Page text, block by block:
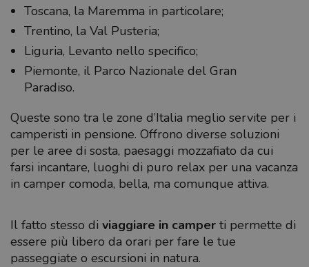
Toscana, la Maremma in particolare;
Trentino, la Val Pusteria;
Liguria, Levanto nello specifico;
Piemonte, il Parco Nazionale del Gran
Paradiso.
Queste sono tra le zone d’Italia meglio servite per i
camperisti in pensione. Offrono diverse soluzioni
per le aree di sosta, paesaggi mozzafiato da cui
farsi incantare, luoghi di puro relax per una vacanza
in camper comoda, bella, ma comunque attiva.
Il fatto stesso di viaggiare in camper ti permette di
essere più libero da orari per fare le tue
passeggiate o escursioni in natura.